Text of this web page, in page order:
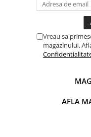
Vreau sa
magazinului.
AFLA